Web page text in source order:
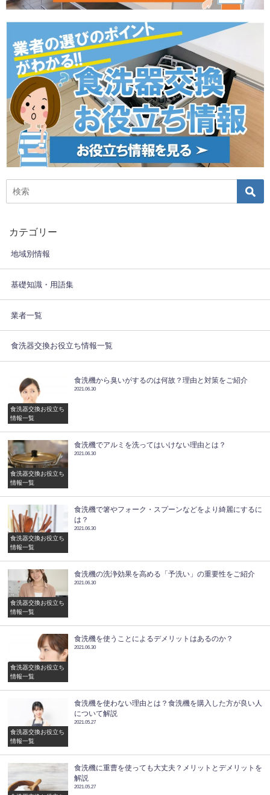
カテゴリー
地域別情報
基礎知識・用語集
業者一覧
食洗器交換お役立ち情報一覧
食洗器交換お役立ち
情報一覧
食洗機から臭いがするのは何故？理由と対策をご紹介
2021.06.30
食洗器交換お役立ち
情報一覧
食洗機でアルミを洗ってはいけない理由とは？
2021.06.30
食洗器交換お役立ち
情報一覧
食洗機で箸やフォーク・スプーンなどをより綺麗にするに
は？
2021.06.30
食洗器交換お役立ち
情報一覧
食洗機の洗浄効果を高める「予洗い」の重要性をご紹介
2021.06.30
食洗器交換お役立ち
情報一覧
食洗機を使うことによるデメリットはあるのか？
2021.06.30
食洗器交換お役立ち
情報一覧
食洗機を使わない理由とは？食洗機を購入した方が良い人
について解説
2021.05.27
食洗機に重曹を使っても大丈夫？メリットとデメリットを
解説
2021.05.27